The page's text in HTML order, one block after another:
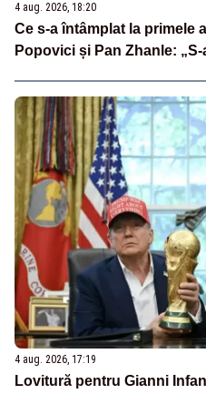
4 aug. 2026, 18:20
Ce s-a întâmplat la primele
Popovici și Pan Zhanle:
4 aug. 2026, 17:19
Lovitură pentru Gianni